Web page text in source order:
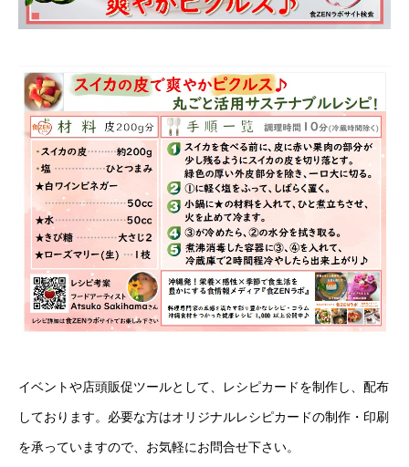
イベントや店頭販促ツールとして、レシピカードを制作し、配布
しております。必要な方はオリジナルレシピカードの制作・印刷
を承っていますので、お気軽にお問合せ下さい。